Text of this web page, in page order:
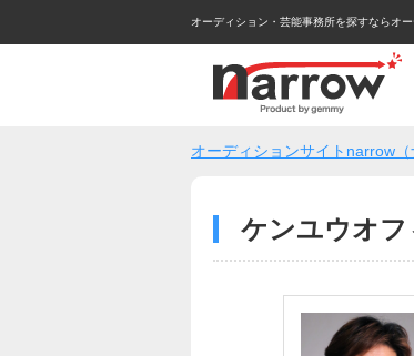
オーディション・芸能事務所を探すならオ
オーディションサイトnarrow（
ケンユウオフ